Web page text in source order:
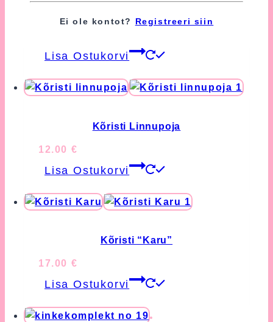
Lisa Ostukorvi
Kõristi Linnupoja
12.00 €
Lisa Ostukorvi
Kõristi “Karu”
17.00 €
Lisa Ostukorvi
Ei ole kontot? Registreeri siin